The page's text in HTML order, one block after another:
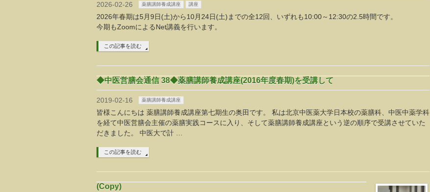
2026-02-26 薬膳講師養成講座 講座
2026年春期は5月9日(土)から10月24日(土)までの全12回、いずれも10:00～12:30の2.5時間です。
今期もZoomによるNet講義を行います。
この記事を読む
◆中医営膳会通信 38◆薬膳講師養成講座(2016年度春期)を受講して
2019-02-16 薬膳講師養成講座
皆様こんにちは 薬膳講師養成講座第七期生の奥田です。 私は北京中医薬大学日本校の薬膳科、中医中薬学科
を経て中医営膳会主催の薬膳実践コースに入り、そして薬膳講師養成講座という逆の順序で受講させていた
だきました。 中医大で計 …
この記事を読む
(Copy)